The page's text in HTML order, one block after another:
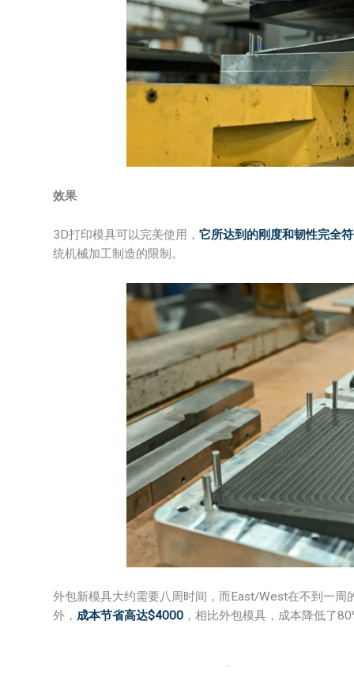
效果
3D打印模具可以完美使用， 它所达到的刚度和韧性完全
统机械加工制造的限制。
外包新模具大约需要八周时间，而East/West在不到一周
外， 成本节省高达$4000 ，相比外包模具，成本降低了